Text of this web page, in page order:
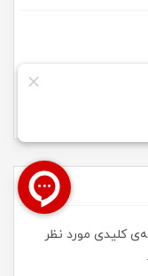
کلیدی مورد نظر